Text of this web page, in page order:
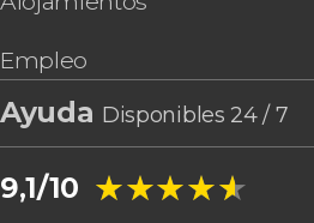
Empleo
Ayuda Disponibles 24 / 7
9,1/10 ★★★★★
★★★★★